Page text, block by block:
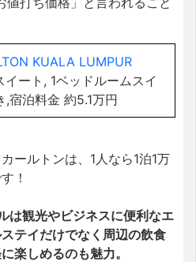
KUALA LUMPUR
ート, 1ベッドルームスイ
,宿泊料金 約5.1万円
ールトンは、1人なら1泊1万
！
は観光やビジネスに便利なエ
テイだけでなく周辺の飲食
楽しめるのも魅力。